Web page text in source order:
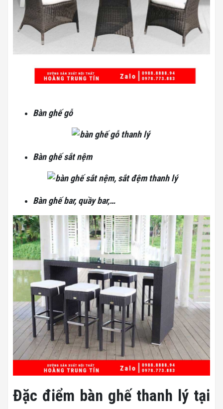
Bàn ghế gỗ
Bàn ghế sắt nệm
Bàn ghế bar, quầy bar,…
Đặc điểm bàn ghế thanh lý tại